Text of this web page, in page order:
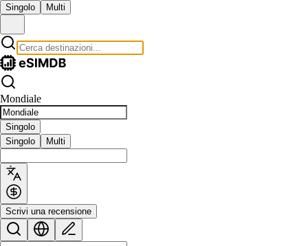
Singolo Multi
Mondiale
Singolo
Singolo
Multi
Scrivi una recensione